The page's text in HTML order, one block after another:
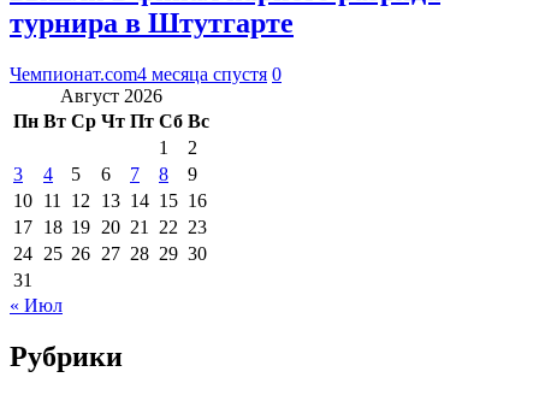
турнира в Штутгарте
Чемпионат.com4 месяца спустя 0
Август 2026
Пн Вт Ср Чт Пт Сб Вс
1
2
3
4 5 6 7 8
9
10 11 12 13 14 15 16
17 18 19 20 21 22 23
24 25 26 27 28 29 30
31
« Июл
Рубрики